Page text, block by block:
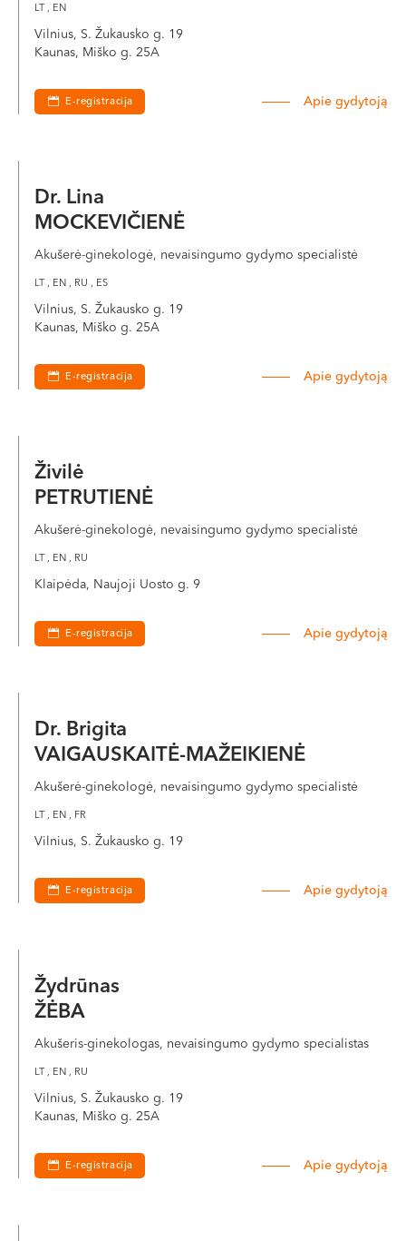
LT , EN
Vilnius, S. Žukausko g. 19
Kaunas, Miško g. 25A
E-registracija Apie gydytoją
Dr. Lina
MOCKEVIČIENĖ
Akušerė-ginekologė, nevaisingumo gydymo specialistė
LT , EN , RU , ES
Vilnius, S. Žukausko g. 19
Kaunas, Miško g. 25A
E-registracija Apie gydytoją
Živilė
PETRUTIENĖ
Akušerė-ginekologė, nevaisingumo gydymo specialistė
LT , EN , RU
Klaipėda, Naujoji Uosto g. 9
E-registracija Apie gydytoją
Dr. Brigita
VAIGAUSKAITĖ-MAŽEIKIENĖ
Akušerė-ginekologė, nevaisingumo gydymo specialistė
LT , EN , FR
Vilnius, S. Žukausko g. 19
E-registracija Apie gydytoją
Žydrūnas
ŽĖBA
Akušeris-ginekologas, nevaisingumo gydymo specialistas
LT , EN , RU
Vilnius, S. Žukausko g. 19
Kaunas, Miško g. 25A
E-registracija Apie gydytoją